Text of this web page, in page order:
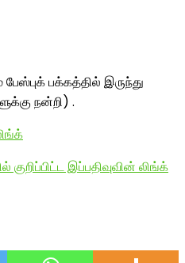
பக்கத்தில் இருந்து
நன்றி) .
இப்பதிவுவின் லிங்க்